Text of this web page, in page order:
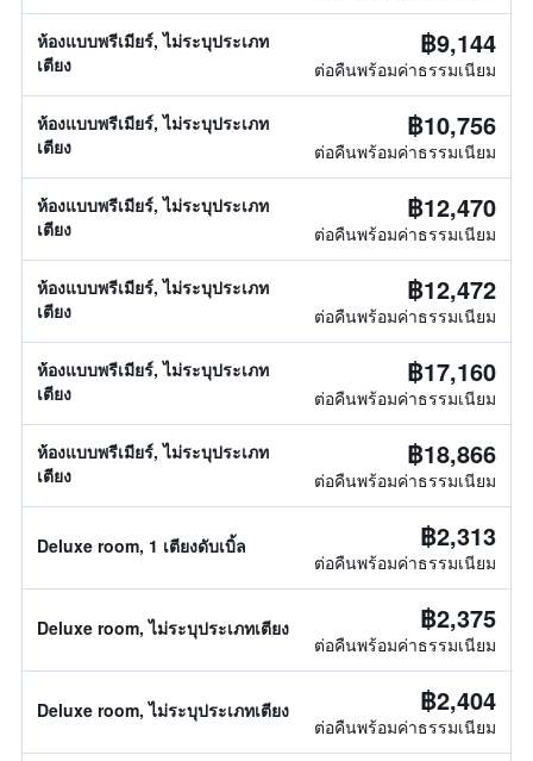
ห้องแบบพรีเมียร์, ไม่ระบุประเภท
เตียง
฿9,144
ต่อคืนพร้อมค่าธรรมเนียม
ห้องแบบพรีเมียร์, ไม่ระบุประเภท
เตียง
฿10,756
ต่อคืนพร้อมค่าธรรมเนียม
ห้องแบบพรีเมียร์, ไม่ระบุประเภท
เตียง
฿12,470
ต่อคืนพร้อมค่าธรรมเนียม
ห้องแบบพรีเมียร์, ไม่ระบุประเภท
เตียง
฿12,472
ต่อคืนพร้อมค่าธรรมเนียม
ห้องแบบพรีเมียร์, ไม่ระบุประเภท
เตียง
฿17,160
ต่อคืนพร้อมค่าธรรมเนียม
ห้องแบบพรีเมียร์, ไม่ระบุประเภท
เตียง
฿18,866
ต่อคืนพร้อมค่าธรรมเนียม
Deluxe room, 1 เตียงดับเบิ้ล ฿2,313
ต่อคืนพร้อมค่าธรรมเนียม
Deluxe room, ไม่ระบุประเภทเตียง ฿2,375
ต่อคืนพร้อมค่าธรรมเนียม
Deluxe room, ไม่ระบุประเภทเตียง ฿2,404
ต่อคืนพร้อมค่าธรรมเนียม